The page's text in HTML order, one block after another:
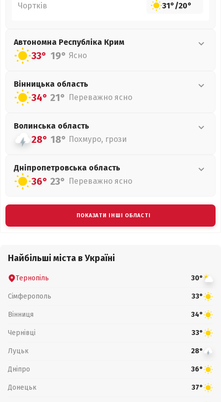
Чортків 31°/20°
Автономна Республіка Крим
33° 19° Ясно
Вінницька область
34° 21° Переважно ясно
Волинська область
28° 18° Похмуро, грози
Дніпропетровська область
36° 23° Переважно ясно
ПОКАЗАТИ ІНШІ ОБЛАСТІ
Найбільші міста в Україні
Тернопіль 30°
Сімферополь 33°
Вінниця 34°
Чернівці 33°
Луцьк 28°
Дніпро 36°
Донецьк 37°